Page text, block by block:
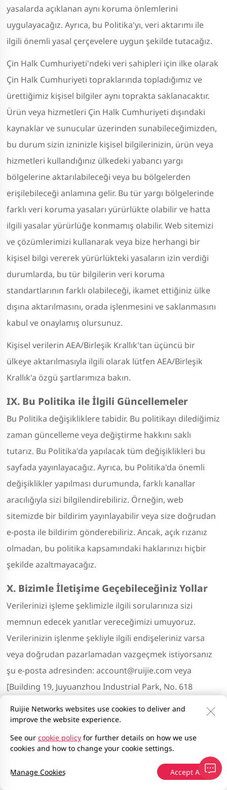
yasalarda açıklanan aynı koruma önlemlerini
uygulayacağız. Ayrıca, bu Politika'yı, veri aktarımı ile
ilgili önemli yasal çerçevelere uygun şekilde tutacağız.
Çin Halk Cumhuriyeti'ndeki veri sahipleri için ilke olarak
Çin Halk Cumhuriyeti topraklarında topladığımız ve
ürettiğimiz kişisel bilgiler aynı toprakta saklanacaktır.
Ürün veya hizmetleri Çin Halk Cumhuriyeti dışındaki
kaynaklar ve sunucular üzerinden sunabileceğimizden,
bu durum sizin izninizle kişisel bilgilerinizin, ürün veya
hizmetleri kullandığınız ülkedeki yabancı yargı
bölgelerine aktarılabileceği veya bu bölgelerden
erişilebileceği anlamına gelir. Bu tür yargı bölgelerinde
farklı veri koruma yasaları yürürlükte olabilir ve hatta
ilgili yasalar yürürlüğe konmamış olabilir. Web sitemizi
ve çözümlerimizi kullanarak veya bize herhangi bir
kişisel bilgi vererek yürürlükteki yasaların izin verdiği
durumlarda, bu tür bilgilerin veri koruma
standartlarının farklı olabileceği, ikamet ettiğiniz ülke
dışına aktarılmasını, orada işlenmesini ve saklanmasını
kabul ve onaylamış olursunuz.
Kişisel verilerin AEA/Birleşik Krallık'tan üçüncü bir
ülkeye aktarılmasıyla ilgili olarak lütfen AEA/Birleşik
Krallık'a özgü şartlarımıza bakın.
IX. Bu Politika ile İlgili Güncellemeler
Bu Politika değişikliklere tabidir. Bu politikayı dilediğimiz
zaman güncelleme veya değiştirme hakkını saklı
tutarız. Bu Politika'da yapılacak tüm değişiklikleri bu
sayfada yayınlayacağız. Ayrıca, bu Politika'da önemli
değişiklikler yapılması durumunda, farklı kanallar
aracılığıyla sizi bilgilendirebiliriz. Örneğin, web
sitemizde bir bildirim yayınlayabilir veya size doğrudan
e-posta ile bildirim gönderebiliriz. Ancak, açık rızanız
olmadan, bu politika kapsamındaki haklarınızı hiçbir
şekilde azaltmayacağız.
X. Bizimle İletişime Geçebileceğiniz Yollar
Verilerinizi işleme şeklimizle ilgili sorularınıza sizi
memnun edecek yanıtlar vereceğimizi umuyoruz.
Verilerinizin işlenme şekliyle ilgili endişeleriniz varsa
veya doğrudan pazarlamadan vazgeçmek istiyorsanız
şu e-posta adresinden: account@ruijie.com veya
[Building 19, Juyuanzhou Industrial Park, No. 618
adresine yazarak bizimle iletişime geçebilirsiniz. AEA'da
bir temsilci atadık. Bu temsilciyle [iletişim bilgilerini
ekleyin] adresinden iletişime geçebilirsiniz.
XI. AEA/BİRLEŞİK KRALLIK'A ÖZEL ŞARTLAR
Ruijie Networks websites use cookies to deliver and
improve the website experience.
See our cookie policy for further details on how we use
cookies and how to change your cookie settings.
Accept All
Manage Cookies